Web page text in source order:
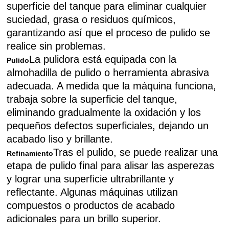
superficie del tanque para eliminar cualquier
suciedad, grasa o residuos químicos,
garantizando así que el proceso de pulido se
realice sin problemas.
PulidoLa pulidora está equipada con la
almohadilla de pulido o herramienta abrasiva
adecuada. A medida que la máquina funciona,
trabaja sobre la superficie del tanque,
eliminando gradualmente la oxidación y los
pequeños defectos superficiales, dejando un
acabado liso y brillante.
RefinamientoTras el pulido, se puede realizar una
etapa de pulido final para alisar las asperezas
y lograr una superficie ultrabrillante y
reflectante. Algunas máquinas utilizan
compuestos o productos de acabado
adicionales para un brillo superior.